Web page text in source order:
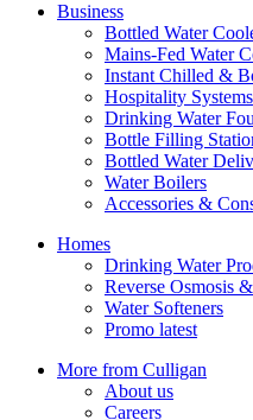
Business
Bottled Water
Mains-Fed Water
Instant Chilled &
Hospitality Systems
Drinking Water
Bottle Filling
Bottled Water
Water Boilers
Accessories &
Homes
Drinking Water
Reverse Osmosis
Water Softeners
Promo latest
More from Culligan
About us
Careers